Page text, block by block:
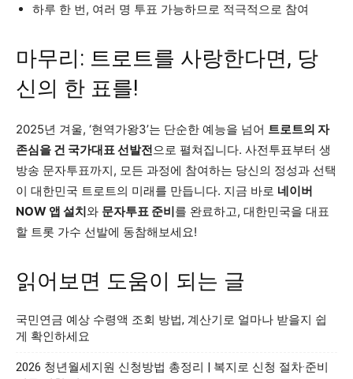
하루 한 번, 여러 명 투표 가능하므로 적극적으로 참여
마무리: 트로트를 사랑한다면, 당
신의 한 표를!
2025년 겨울, ‘현역가왕3’는 단순한 예능을 넘어 트로트의 자
존심을 건 국가대표 선발전으로 펼쳐집니다. 사전투표부터 생
방송 문자투표까지, 모든 과정에 참여하는 당신의 정성과 선택
이 대한민국 트로트의 미래를 만듭니다. 지금 바로 네이버
NOW 앱 설치와 문자투표 준비를 완료하고, 대한민국을 대표
할 트롯 가수 선발에 동참해보세요!
읽어보면 도움이 되는 글
국민연금 예상 수령액 조회 방법, 계산기로 얼마나 받을지 쉽
게 확인하세요
2026 청년월세지원 신청방법 총정리 | 복지로 신청 절차·준비